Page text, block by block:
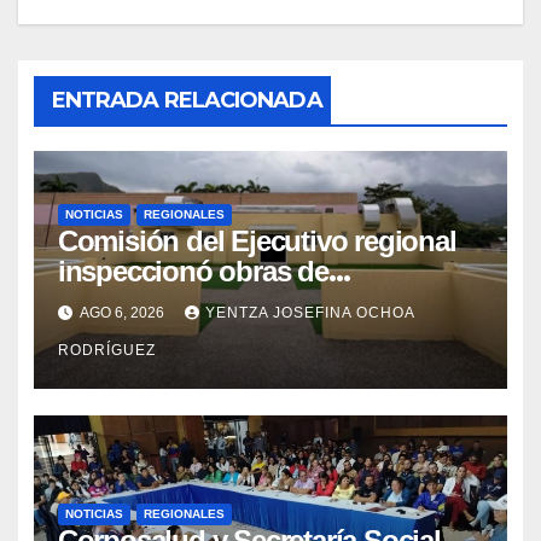
ENTRADA RELACIONADA
NOTICIAS REGIONALES
Comisión del Ejecutivo regional
inspeccionó obras de
recuperación en la Maternidad
Integral Aragua
AGO 6, 2026 YENTZA JOSEFINA OCHOA
RODRÍGUEZ
NOTICIAS REGIONALES